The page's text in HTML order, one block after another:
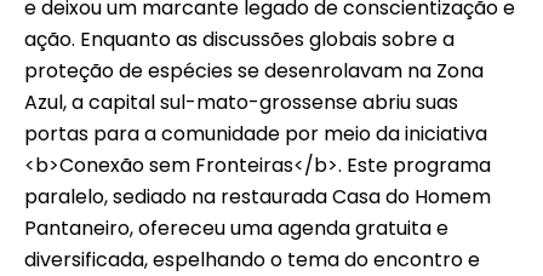
e deixou um marcante legado de conscientização e
ação. Enquanto as discussões globais sobre a
proteção de espécies se desenrolavam na Zona
Azul, a capital sul-mato-grossense abriu suas
portas para a comunidade por meio da iniciativa
<b>Conexão sem Fronteiras</b>. Este programa
paralelo, sediado na restaurada Casa do Homem
Pantaneiro, ofereceu uma agenda gratuita e
diversificada, espelhando o tema do encontro e